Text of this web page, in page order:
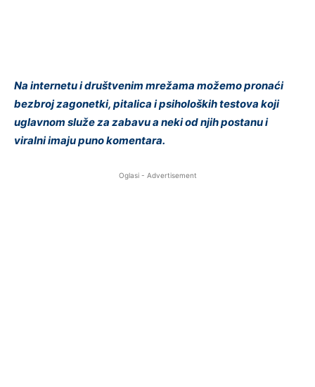
Na internetu i društvenim mrežama možemo pronaći
bezbroj zagonetki, pitalica i psiholoških testova koji
uglavnom služe za zabavu a neki od njih postanu i
viralni imaju puno komentara.
Oglasi - Advertisement